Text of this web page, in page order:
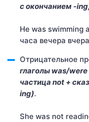
с окончанием -
He was swimming
часа вечера
Отрицательное
глаголы was/
частица not +
ing).
She was not